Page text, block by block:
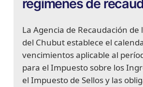
regímenes de
La Agencia de Recaudación de
del Chubut establece el
vencimientos aplicable al
para el Impuesto sobre los
el Impuesto de Sellos y las